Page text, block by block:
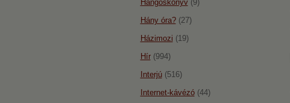
Hangoskönyv(9)
Hány óra?(27)
Házimozi (19)
Hír(994)
Interjú(516)
Internet-kávézó(44)